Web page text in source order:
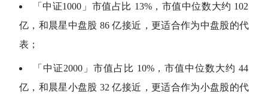
「中证1000 」 市值占比 13%， 市值中位数大约 102
亿，和晨星中盘股 86 亿接近，更适合作为中盘股的代
表；
「中证2000」 市值占比 10%，市值中位数大约 44
亿，和晨星小盘股 32 亿接近，更适合作为小盘股的代